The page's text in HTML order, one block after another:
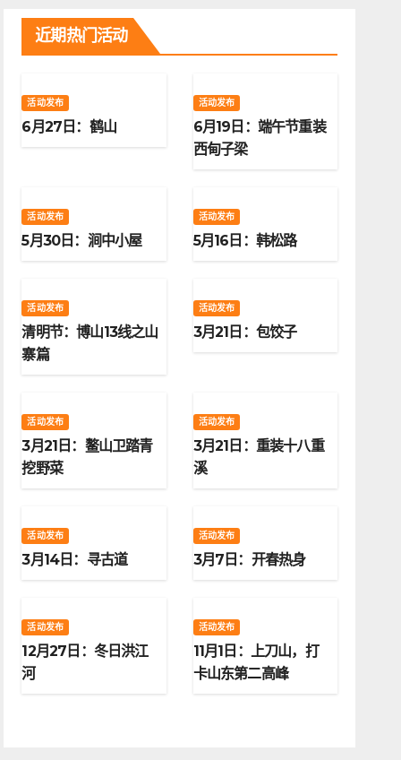
近期热门活动
活动发布
6月27日：鹤山
活动发布
6月19日：端午节重装
西甸子梁
活动发布
5月30日：涧中小屋
活动发布
5月16日：韩松路
活动发布
清明节：博山13线之山
寨篇
活动发布
3月21日：包饺子
活动发布
3月21日：鳌山卫踏青
挖野菜
活动发布
3月21日：重装十八重
溪
活动发布
3月14日：寻古道
活动发布
3月7日：开春热身
活动发布
12月27日：冬日洪江
河
活动发布
11月1日：上刀山，打
卡山东第二高峰